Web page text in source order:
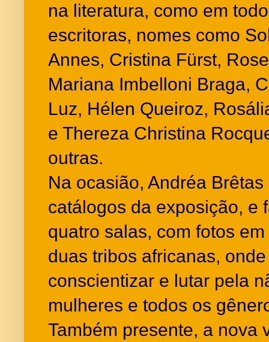
na literatura, como em
escritoras, nomes como
Annes, Cristina Fürst,
Mariana Imbelloni Braga,
Luz, Hélen Queiroz,
e Thereza Christina
outras.
Na ocasião, Andréa
catálogos da exposição, e
quatro salas, com fotos
duas tribos africanas,
conscientizar e lutar pela
mulheres e todos os
Também presente, a nova